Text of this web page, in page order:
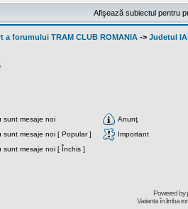
Afişează subiectul pentru
a forumului TRAM CLUB ROMANIA -> Judetul
sunt mesaje noi
Anunţ
sunt mesaje noi [ Popular ]
Important
sunt mesaje noi [ Închis ]
Powered by
Varianta în limba